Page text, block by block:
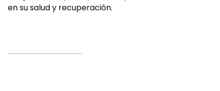
en su salud y recuperación.